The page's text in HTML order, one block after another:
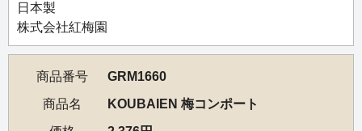
日本製
株式会社紅梅園
商品番号
GRM1660
商品名
KOUBAIEN 梅コンポート